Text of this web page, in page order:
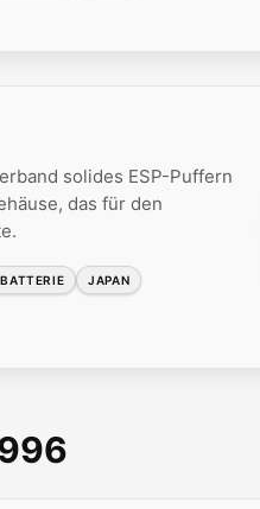
solides ESP-Puffern
das für den
JAPAN